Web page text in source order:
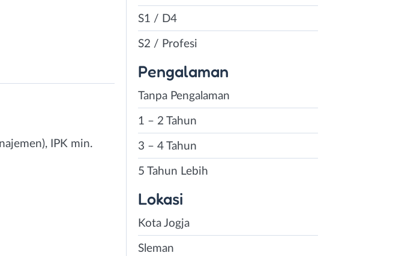
IPK min.
S1 / D4
S2 / Profesi
Pengalaman
Tanpa Pengalaman
1 – 2 Tahun
3 – 4 Tahun
5 Tahun Lebih
Lokasi
Kota Jogja
Sleman